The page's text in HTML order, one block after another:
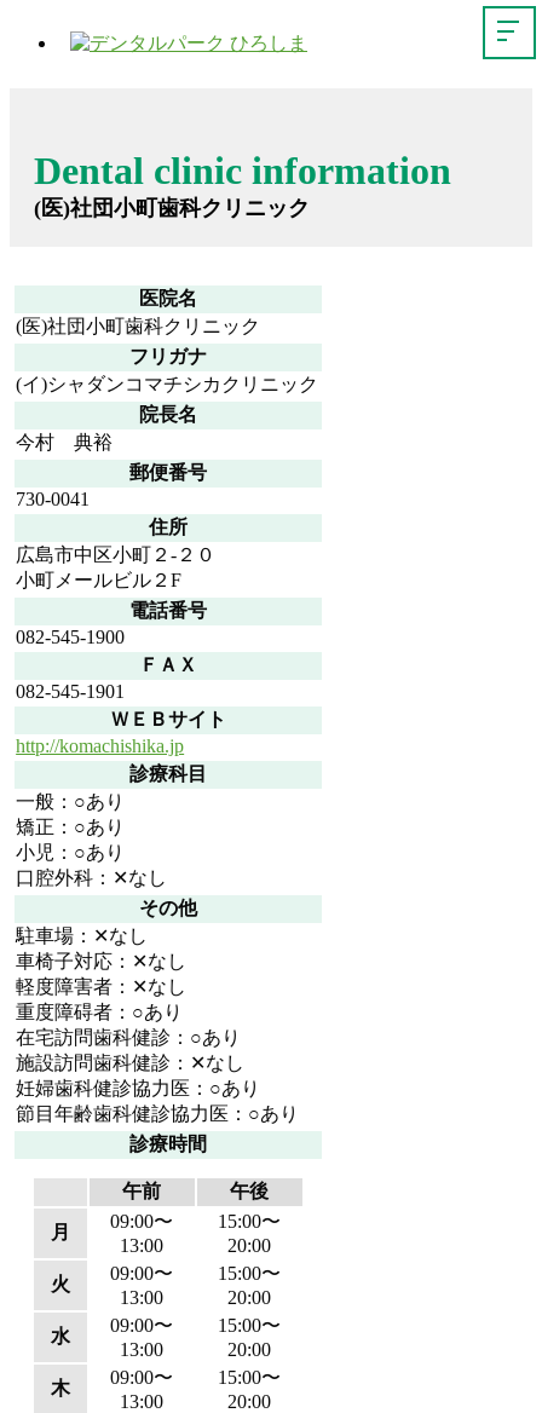
Dental clinic information
(医)社団小町歯科クリニック
医院名
(医)社団小町歯科クリニック
フリガナ
(イ)シャダンコマチシカクリニック
院長名
今村 典裕
郵便番号
730-0041
住所
広島市中区小町２-２０
小町メールビル２F
電話番号
082-545-1900
ＦＡＸ
082-545-1901
ＷＥＢサイト
http://komachishika.jp
診療科目
一般：○あり
矯正：○あり
小児：○あり
口腔外科：✕なし
その他
駐車場：✕なし
車椅子対応：✕なし
軽度障害者：✕なし
重度障碍者：○あり
在宅訪問歯科健診：○あり
施設訪問歯科健診：✕なし
妊婦歯科健診協力医：○あり
節目年齢歯科健診協力医：○あり
診療時間
午前
午後
月
09:00〜
13:00
15:00〜
20:00
火
09:00〜
13:00
15:00〜
20:00
水
09:00〜
13:00
15:00〜
20:00
木
09:00〜
13:00
15:00〜
20:00